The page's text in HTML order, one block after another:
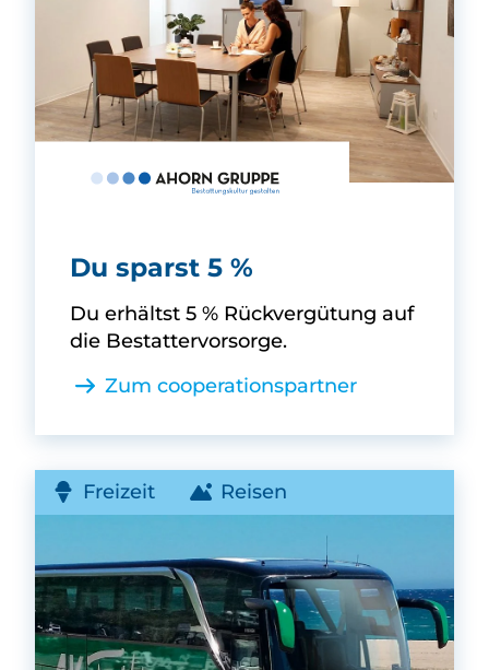
Ahorn Gruppe -
Du sparst 5 %
Du erhältst 5 % Rückvergütung auf
die Bestattervorsorge.
Zum cooperationspartner
Freizeit Reisen